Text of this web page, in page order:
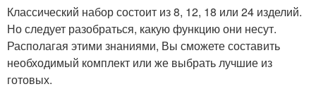
Классический набор состоит из 8, 12, 18 или 24 изделий.
Но следует разобраться, какую функцию они несут.
Располагая этими знаниями, Вы сможете составить
необходимый комплект или же выбрать лучшие из
готовых.